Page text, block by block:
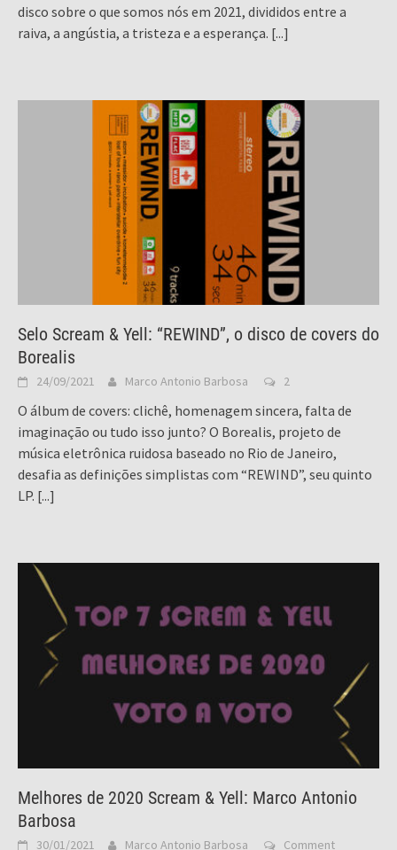
disco sobre o que somos nós em 2021, divididos entre a
raiva, a angústia, a tristeza e a esperança. [...]
Selo Scream & Yell: “REWIND”, o disco de covers do
Borealis
24/09/2021 Marco Antonio Barbosa 2
O álbum de covers: clichê, homenagem sincera, falta de
imaginação ou tudo isso junto? O Borealis, projeto de
música eletrônica ruidosa baseado no Rio de Janeiro,
desafia as definições simplistas com “REWIND”, seu quinto
LP. [...]
Melhores de 2020 Scream & Yell: Marco Antonio
Barbosa
30/01/2021 Marco Antonio Barbosa Comment